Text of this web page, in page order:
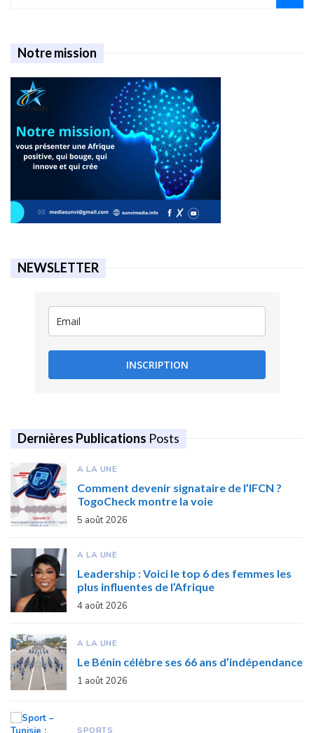
Notre mission
NEWSLETTER
INSCRIPTION
Dernières Publications Posts
A LA UNE
Comment devenir signataire de l’IFCN ?
TogoCheck montre la voie
5 août 2026
A LA UNE
Leadership : Voici le top 6 des femmes les
plus influentes de l’Afrique
4 août 2026
A LA UNE
Le Bénin célèbre ses 66 ans d’indépendance
1 août 2026
SPORTS